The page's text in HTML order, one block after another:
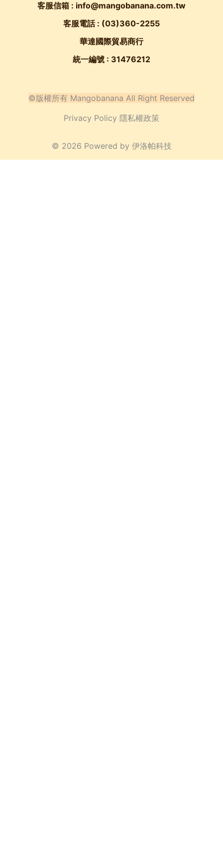
客服信箱 : info@mangobanana.com.tw
客服電話 : (03)360-2255
華達國際貿易商行
統一編號 : 31476212
©版權所有 Mangobanana All Right Reserved
Privacy Policy 隱私權政策
© 2026 Powered by 伊洛帕科技